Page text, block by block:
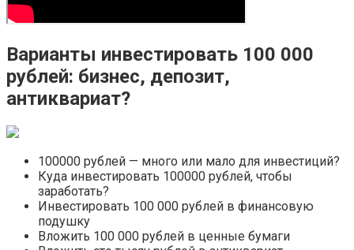
Варианты инвестировать 100 000
рублей: бизнес, депозит,
антиквариат?
100000 рублей — много или мало для инвестиций?
Куда инвестировать 100000 рублей, чтобы
заработать?
Инвестировать 100 000 рублей в финансовую
подушку
Вложить 100 000 рублей в ценные бумаги